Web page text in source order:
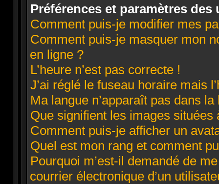
Préférences et paramètres des
Comment puis-je modifier mes
Comment puis-je masquer mon
en ligne ?
L’heure n’est pas correcte !
J’ai réglé le fuseau horaire mais
Ma langue n’apparaît pas dans la
Que signifient les images situées
Comment puis-je afficher un
Quel est mon rang et comment
Pourquoi m’est-il demandé de
courrier électronique d’un